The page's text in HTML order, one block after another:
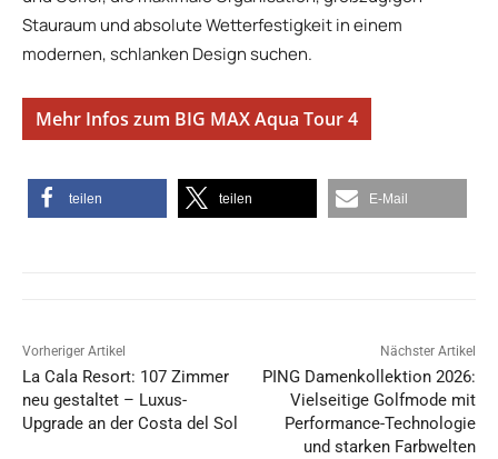
Stauraum und absolute Wetterfestigkeit in einem
modernen, schlanken Design suchen.
Mehr Infos zum BIG MAX Aqua Tour 4
teilen teilen E-Mail
Vorheriger Artikel
La Cala Resort: 107 Zimmer
neu gestaltet – Luxus-
Upgrade an der Costa del Sol
Nächster Artikel
PING Damenkollektion 2026:
Vielseitige Golfmode mit
Performance-Technologie
und starken Farbwelten